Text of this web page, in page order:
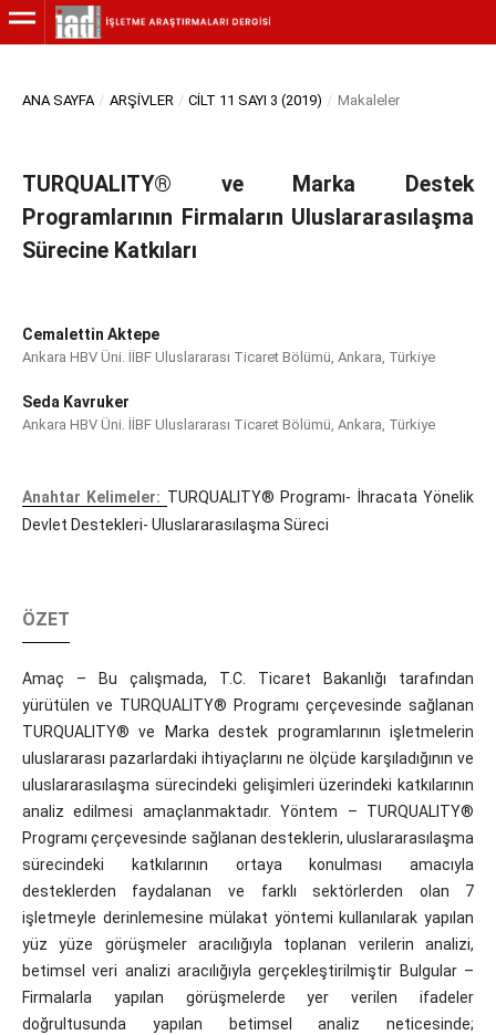
ANA SAYFA / ARŞIVLER / CILT 11 SAYI 3 (2019) / Makaleler
TURQUALITY® ve Marka Destek
Programlarının Firmaların Uluslararasılaşma
Sürecine Katkıları
Cemalettin Aktepe
Ankara HBV Üni. İİBF Uluslararası Ticaret Bölümü, Ankara, Türkiye
Seda Kavruker
Ankara HBV Üni. İİBF Uluslararası Ticaret Bölümü, Ankara, Türkiye
Anahtar Kelimeler: TURQUALITY® Programı- İhracata Yönelik
Devlet Destekleri- Uluslararasılaşma Süreci
ÖZET
Amaç – Bu çalışmada, T.C. Ticaret Bakanlığı tarafından
yürütülen ve TURQUALITY® Programı çerçevesinde sağlanan
TURQUALITY® ve Marka destek programlarının işletmelerin
uluslararası pazarlardaki ihtiyaçlarını ne ölçüde karşıladığının ve
uluslararasılaşma sürecindeki gelişimleri üzerindeki katkılarının
analiz edilmesi amaçlanmaktadır. Yöntem – TURQUALITY®
Programı çerçevesinde sağlanan desteklerin, uluslararasılaşma
sürecindeki katkılarının ortaya konulması amacıyla
desteklerden faydalanan ve farklı sektörlerden olan 7
işletmeyle derinlemesine mülakat yöntemi kullanılarak yapılan
yüz yüze görüşmeler aracılığıyla toplanan verilerin analizi,
betimsel veri analizi aracılığıyla gerçekleştirilmiştir Bulgular –
Firmalarla yapılan görüşmelerde yer verilen ifadeler
doğrultusunda yapılan betimsel analiz neticesinde;